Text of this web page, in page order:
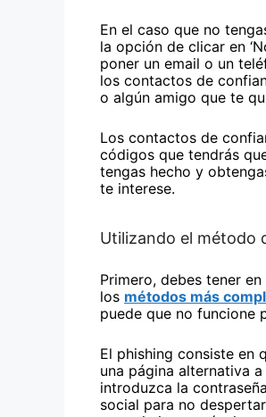
En el caso que no
la opción de clicar en
poner un email o un
los contactos de
o algún amigo que te
Los contactos de
códigos que tendrás
tengas hecho y
te interese.
Utilizando el método
Primero, debes tener
los métodos más
puede que no funcione
El phishing consiste en
una página alternativa
introduzca la
social para no